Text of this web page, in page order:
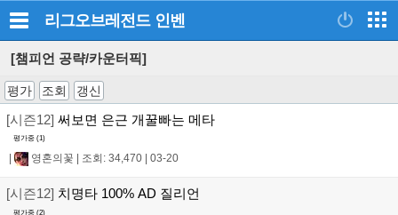
리그오브레전드 인벤
[챔피언 공략/카운터픽]
평가 조회 갱신
[시즌12] 써보면 은근 개꿀빠는 메타
평가중 (1)
영혼의꽃 조회: 34,470 03-20
[시즌12] 치명타 100% AD 질리언
평가중 (2)